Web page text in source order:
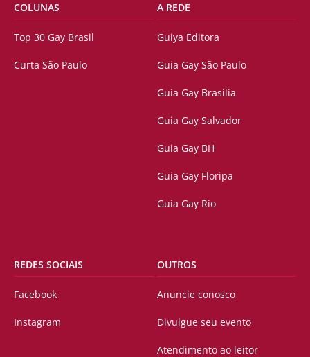
COLUNAS
Top 30 Gay Brasil
Curta São Paulo
A REDE
Guiya Editora
Guia Gay São Paulo
Guia Gay Brasilia
Guia Gay Salvador
Guia Gay BH
Guia Gay Floripa
Guia Gay Rio
REDES SOCIAIS
Facebook
Instagram
OUTROS
Anuncie conosco
Divulgue seu evento
Atendimento ao leitor